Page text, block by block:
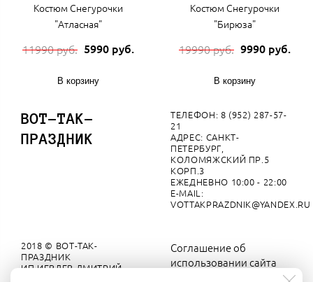
Костюм Снегурочки
"Атласная"
11990 руб. 5990 руб.
В корзину
Костюм Снегурочки
"Бирюза"
19990 руб. 9990 руб.
В корзину
ВОТ-ТАК-
ПРАЗДНИК
ТЕЛЕФОН: 8 (952) 287-57-
21
АДРЕС: САНКТ-
ПЕТЕРБУРГ,
КОЛОМЯЖСКИЙ ПР.5
КОРП.3
ЕЖЕДНЕВНО 10:00 - 22:00
E-MAIL:
VOTTAKPRAZDNIK@YANDEX.RU
2018 © ВОТ-ТАК-
ПРАЗДНИК
ИП ИЕВЛЕВ ДМИТРИЙ
Соглашение об
использовании сайта